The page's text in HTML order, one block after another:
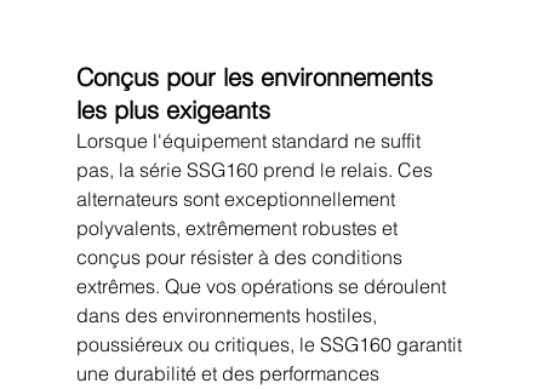
Conçus pour les environnements
les plus exigeants
Lorsque l'équipement standard ne suffit
pas, la série SSG160 prend le relais. Ces
alternateurs sont exceptionnellement
polyvalents, extrêmement robustes et
conçus pour résister à des conditions
extrêmes. Que vos opérations se déroulent
dans des environnements hostiles,
poussiéreux ou critiques, le SSG160 garantit
une durabilité et des performances